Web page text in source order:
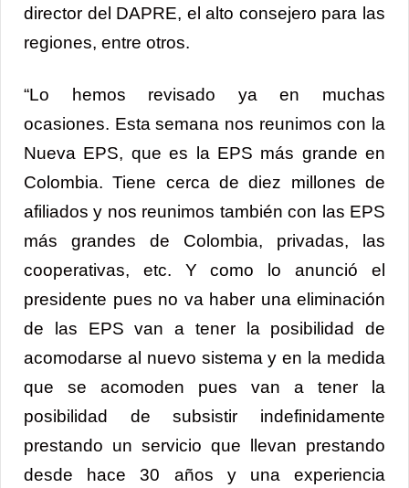
director del DAPRE, el alto consejero para las
regiones, entre otros.
“Lo hemos revisado ya en muchas
ocasiones. Esta semana nos reunimos con la
Nueva EPS, que es la EPS más grande en
Colombia. Tiene cerca de diez millones de
afiliados y nos reunimos también con las EPS
más grandes de Colombia, privadas, las
cooperativas, etc. Y como lo anunció el
presidente pues no va haber una eliminación
de las EPS van a tener la posibilidad de
acomodarse al nuevo sistema y en la medida
que se acomoden pues van a tener la
posibilidad de subsistir indefinidamente
prestando un servicio que llevan prestando
desde hace 30 años y una experiencia